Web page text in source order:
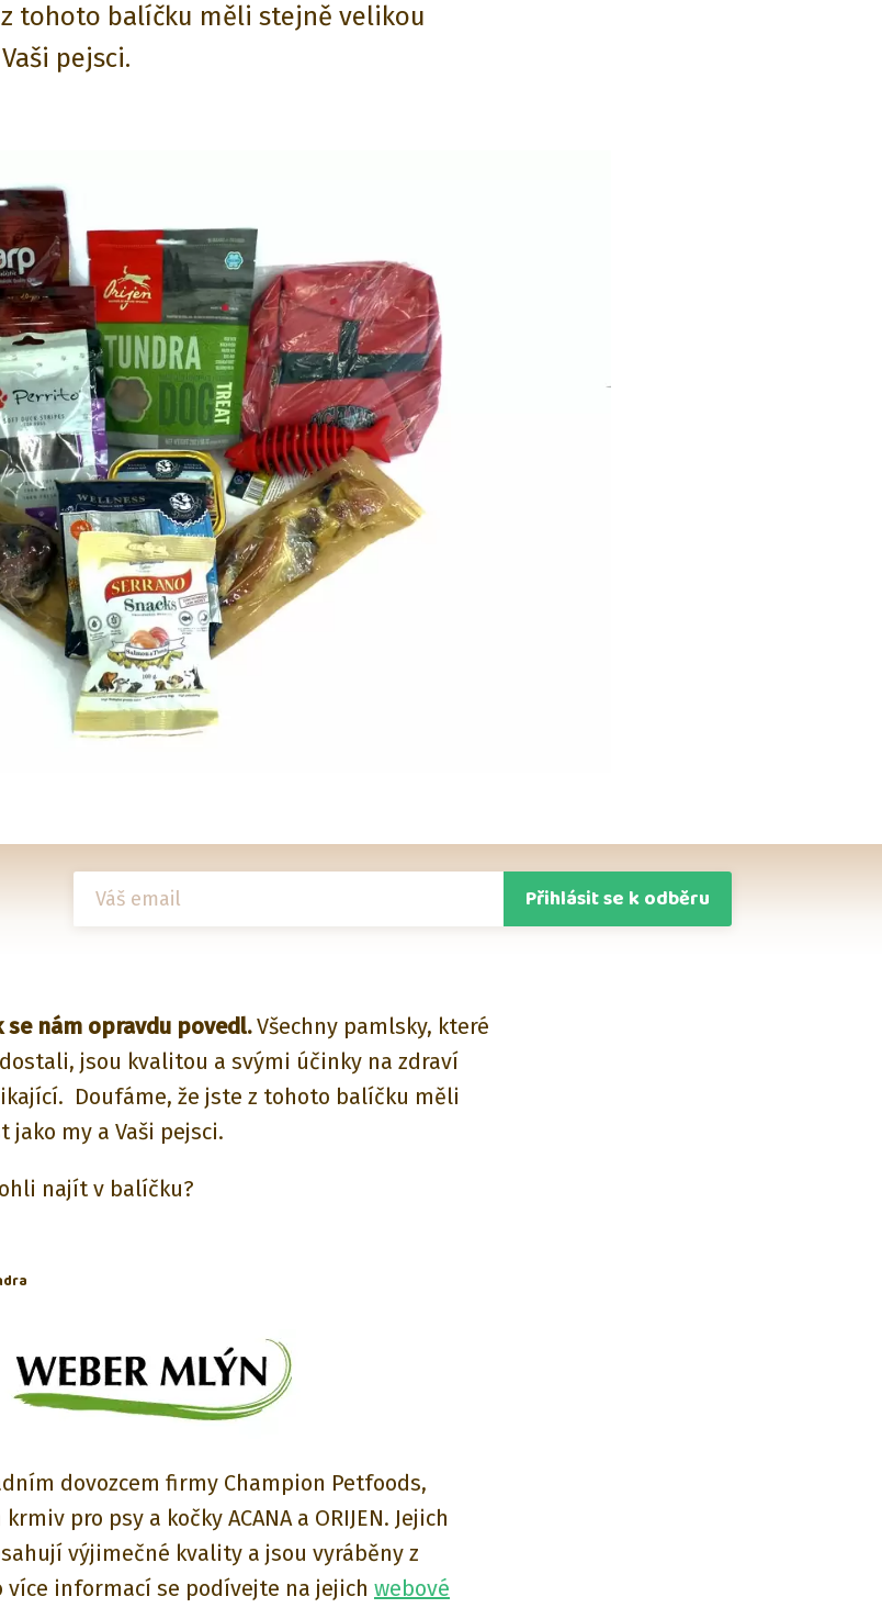
z tohoto balíčku měli stejně velikou
pejsci.
Přihlásit se k odběru
se nám opravdu povedl.Všechny pamlsky, které
jsou kvalitou a svými účinky na zdraví
Doufáme, že jste z tohoto balíčku měli
my a Vaši pejsci.
najít v balíčku?
dovozcem firmy Champion Petfoods,
pro psy a kočky ACANA a ORIJEN. Jejich
výjimečné kvality a jsou vyráběny z
více informací se podívejte na jejich webové